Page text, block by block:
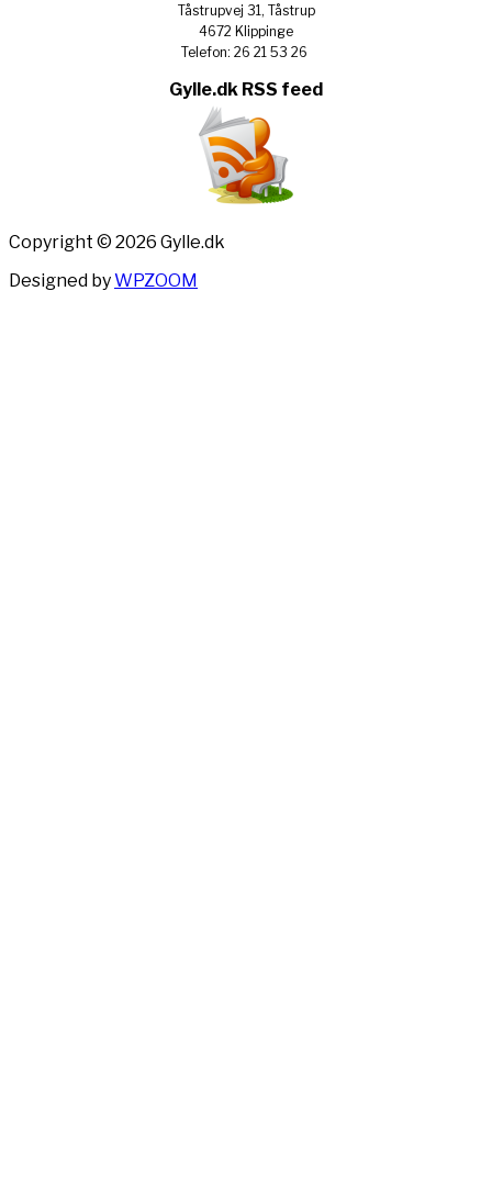
Tåstrupvej 31, Tåstrup
4672 Klippinge
Telefon: 26 21 53 26
Gylle.dk RSS feed
Copyright © 2026 Gylle.dk
Designed byWPZOOM